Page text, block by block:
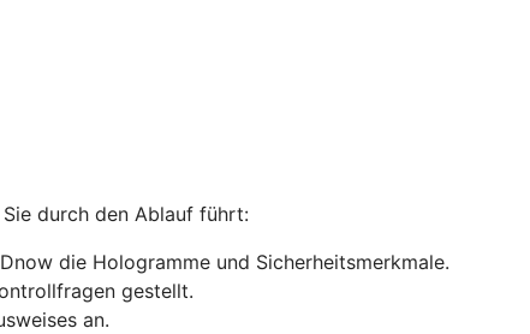
durch den Ablauf führt:
die Hologramme und Sicherheitsmerkmale.
gestellt.
an.